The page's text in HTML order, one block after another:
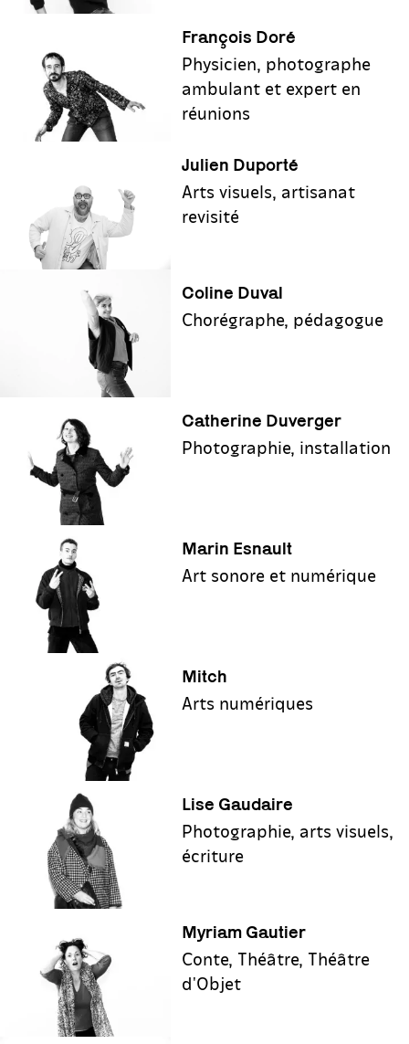
François Doré
Physicien, photographe
ambulant et expert en
réunions
Julien Duporté
Arts visuels, artisanat
revisité
Coline Duval
Chorégraphe, pédagogue
Catherine Duverger
Photographie, installation
Marin Esnault
Art sonore et numérique
Mitch
Arts numériques
Lise Gaudaire
Photographie, arts visuels,
écriture
Myriam Gautier
Conte, Théâtre, Théâtre
d'Objet